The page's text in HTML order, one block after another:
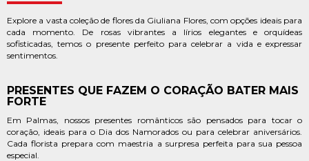
Explore a vasta coleção de flores da Giuliana Flores, com opções ideais para
cada momento. De rosas vibrantes a lírios elegantes e orquídeas
sofisticadas, temos o presente perfeito para celebrar a vida e expressar
sentimentos.
PRESENTES QUE FAZEM O CORAÇÃO BATER MAIS
FORTE
Em Palmas, nossos presentes românticos são pensados para tocar o
coração, ideais para o Dia dos Namorados ou para celebrar aniversários.
Cada florista prepara com maestria a surpresa perfeita para sua pessoa
especial.